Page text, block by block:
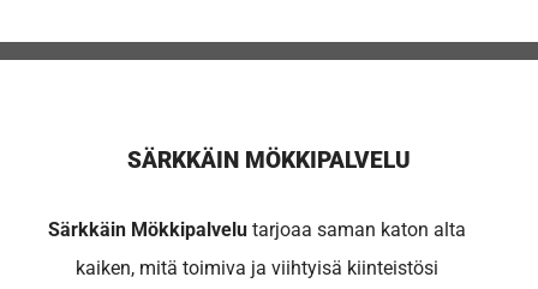
SÄRKKÄIN MÖKKIPALVELU
Särkkäin Mökkipalvelu tarjoaa saman katon alta
kaiken, mitä toimiva ja viihtyisä kiinteistösi